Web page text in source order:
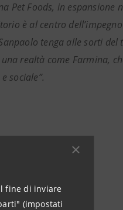
fine di inviare
(impostati
Pet Foods, in espansione
è al centro
tenga alle sorti del
realtà come Farmina,
sociale”.